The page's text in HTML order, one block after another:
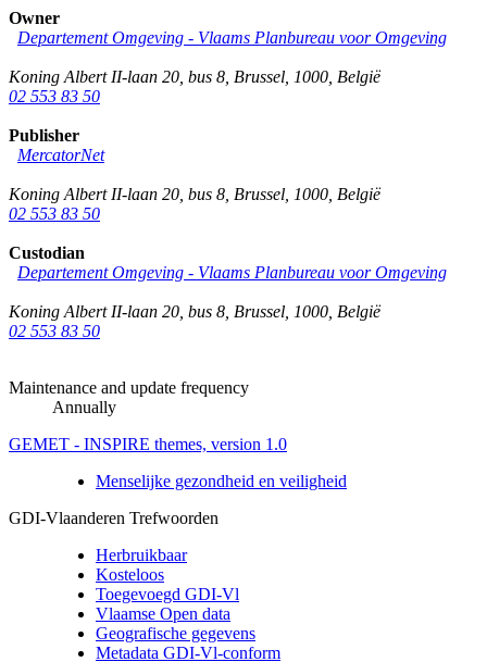
Owner
Departement Omgeving - Vlaams Planbureau voor Omgeving
Koning Albert II-laan 20, bus 8 Brussel 1000 België
02 553 83 50
Publisher
MercatorNet
Koning Albert II-laan 20, bus 8 Brussel 1000 België
02 553 83 50
Custodian
Departement Omgeving - Vlaams Planbureau voor Omgeving
Koning Albert II-laan 20, bus 8 Brussel 1000 België
02 553 83 50
Maintenance and update frequency
Annually
GEMET - INSPIRE themes, version 1.0
Menselijke gezondheid en veiligheid
GDI-Vlaanderen Trefwoorden
Herbruikbaar
Kosteloos
Toegevoegd GDI-Vl
Vlaamse Open data
Geografische gegevens
Metadata GDI-Vl-conform